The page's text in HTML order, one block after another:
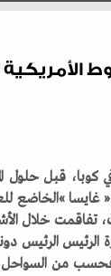
الأمريكية